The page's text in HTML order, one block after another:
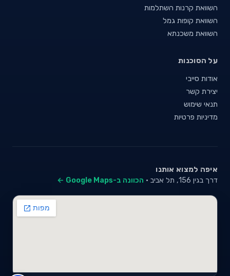
השוואת קרנות השתלמות
השוואת קופות גמל
השוואת משכנתא
על הסוכנות
אודות סייבי
יצירת קשר
תנאי שימוש
מדיניות פרטיות
איפה למצוא אותנו
דרך בגין 156, תל אביב · הכוונה ב-Google Maps ←